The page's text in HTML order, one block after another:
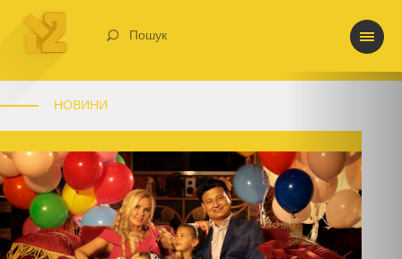
Пошук
НОВИНИ